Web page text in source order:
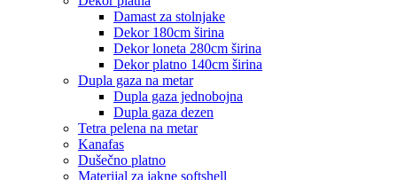
damast za stolnjake
dekor 180cm širina
dekor loneta 280cm širina
dekor platno 140cm širina
dupla gaza na metar
dupla gaza jednobojna
dupla gaza dezen
tetra pelena na metar
kanafas
dušečno platno
materijal za jakne softshell